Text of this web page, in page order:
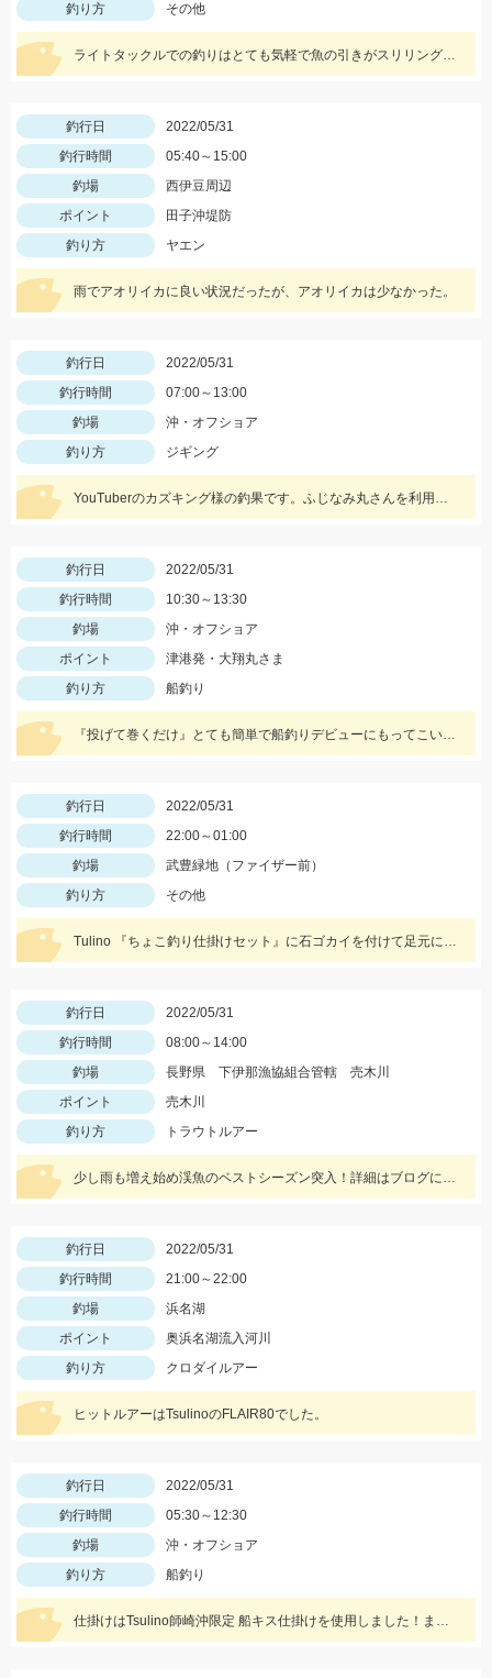
釣り方
その他
ライトタックルでの釣りはとても気軽で魚の引きがスリリングで楽しめます！ワームの消耗が激しいので多めに用意していきましょう！
釣行日
2022/05/31
釣行時間
05:40～15:00
釣場
西伊豆周辺
ポイント
田子沖堤防
釣り方
ヤエン
雨でアオリイカに良い状況だったが、アオリイカは少なかった。
釣行日
2022/05/31
釣行時間
07:00～13:00
釣場
沖・オフショア
釣り方
ジギング
YouTuberのカズキング様の釣果です。ふじなみ丸さんを利用されたようです。
釣行日
2022/05/31
釣行時間
10:30～13:30
釣場
沖・オフショア
ポイント
津港発・大翔丸さま
釣り方
船釣り
『投げて巻くだけ』とても簡単で船釣りデビューにもってこいです♪Tsulino船キス仕掛けもお忘れなく！
釣行日
2022/05/31
釣行時間
22:00～01:00
釣場
武豊緑地（ファイザー前）
釣り方
その他
Tulino 『ちょこ釣り仕掛けセット』に石ゴカイを付けて足元に落としたらヒット！
釣行日
2022/05/31
釣行時間
08:00～14:00
釣場
長野県 下伊那漁協組合管轄 売木川
ポイント
売木川
釣り方
トラウトルアー
少し雨も増え始め渓魚のベストシーズン突入！詳細はブログにて！
釣行日
2022/05/31
釣行時間
21:00～22:00
釣場
浜名湖
ポイント
奥浜名湖流入河川
釣り方
クロダイルアー
ヒットルアーはTsulinoのFLAIR80でした。
釣行日
2022/05/31
釣行時間
05:30～12:30
釣場
沖・オフショア
釣り方
船釣り
仕掛けはTsulino師崎沖限定 船キス仕掛けを使用しました！まだまだシーズンはこれからですよ～♪